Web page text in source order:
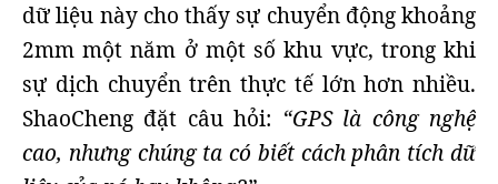
dữ liệu này cho thấy sự chuyển động khoảng
2mm một năm ở một số khu vực, trong khi
sự dịch chuyển trên thực tế lớn hơn nhiều.
ShaoCheng đặt câu hỏi: “GPS là công nghệ
cao, nhưng chúng ta có biết cách phân tích dữ